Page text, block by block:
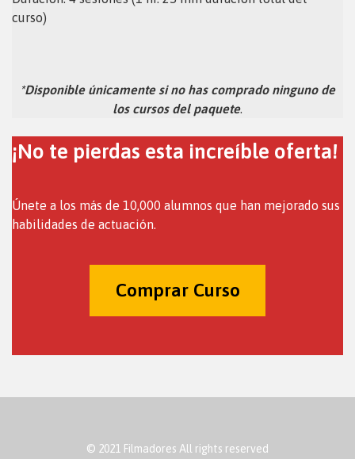
curso)
*Disponible únicamente si no has comprado ninguno de
los cursos del paquete.
¡No te pierdas esta increíble oferta!
Únete a los más de 10,000 alumnos que han mejorado sus
habilidades de actuación.
Comprar Curso
© 2021 Filmadores All rights reserved